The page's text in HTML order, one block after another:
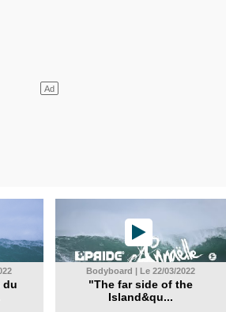
du
Bodyboard | Le 22/03/2022
"The far side of the
Island&qu...